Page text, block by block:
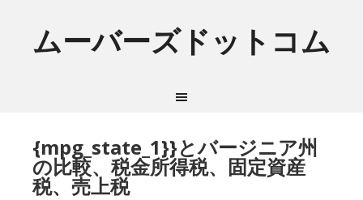
ムーバーズドットコム
{mpg_state_1}}とバージニア州
の比較、税金所得税、固定資産
税、売上税